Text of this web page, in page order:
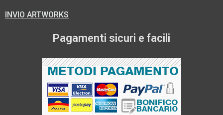
INVIO ARTWORKS
Pagamenti sicuri e facili